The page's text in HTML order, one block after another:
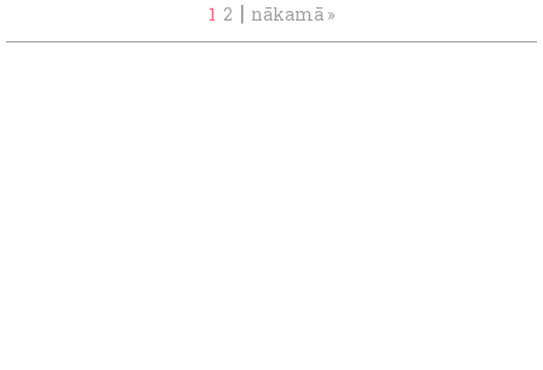
1 2 | nākamā »